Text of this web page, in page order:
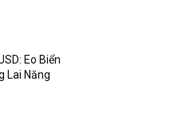
Eo Biển
Lai Năng